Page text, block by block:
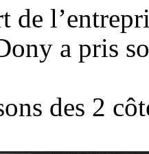
de
a pris
des 2